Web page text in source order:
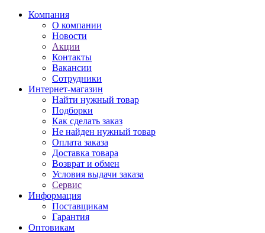
Компания
О компании
Новости
Акции
Контакты
Вакансии
Сотрудники
Интернет-магазин
Найти нужный товар
Подборки
Как сделать заказ
Не найден нужный товар
Оплата заказа
Доставка товара
Возврат и обмен
Условия выдачи заказа
Сервис
Информация
Поставщикам
Гарантия
Оптовикам